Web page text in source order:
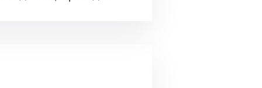
қызмет көрсетуді
клиенттерге ойынды көру үшін